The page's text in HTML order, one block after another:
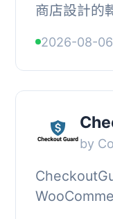
商店設計的
單價值，並
將多個功能
2026-08-06
by